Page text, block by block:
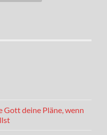
Gott deine Pläne, wenn